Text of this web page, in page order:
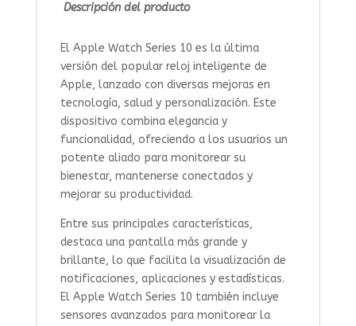
Descripción del producto
El Apple Watch Series 10 es la última
versión del popular reloj inteligente de
Apple, lanzado con diversas mejoras en
tecnología, salud y personalización. Este
dispositivo combina elegancia y
funcionalidad, ofreciendo a los usuarios un
potente aliado para monitorear su
bienestar, mantenerse conectados y
mejorar su productividad.
Entre sus principales características,
destaca una pantalla más grande y
brillante, lo que facilita la visualización de
notificaciones, aplicaciones y estadísticas.
El Apple Watch Series 10 también incluye
sensores avanzados para monitorear la